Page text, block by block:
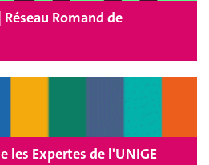
Romand de
les Expertes de l'UNIGE